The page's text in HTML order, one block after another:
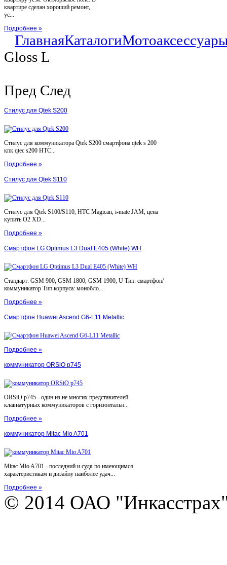
квартире сделан хороший ремонт,
ус...
Подробнее »
ГлавнаяКаталоги
Gloss L
Пред След
Стилус для Qtek S200
Стилус для коммуникатора Qtek S200 смартфона qtek s 200
кпк qtec s200 HTC...
Подробнее »
Стилус для Qtek S110
Стилус для Qtek S100/S110, HTC Magican, i-mate JAM, цена
купить O2 XD...
Подробнее »
Смартфон LG Optimus L3 Dual E405 (White) WH
Стандарт: GSM 900, GSM 1800, GSM 1900, U Тип: смартфон/
коммуникатор Тип корпуса: монобло...
Подробнее »
Смартфон Huawei Ascend G6-L11 Metallic
Подробнее »
коммуникатор ORSiO p745
ORSiO p745 - один из не многих представителей
клавиатурных коммуникаторов с горизонтальн...
Подробнее »
коммуникатор Mitac Mio A701
Mitac Mio A701 - последний и судя по имеющимся
характеристикам и дизайну наиболее удач...
Подробнее »
© 2014 ОАО